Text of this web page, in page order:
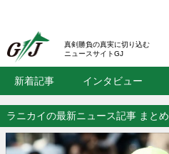
真剣勝負の真実に切り込む
ニュースサイトGJ
新着記事 インタビュー
ラニカイの最新ニュース記事 まとめ